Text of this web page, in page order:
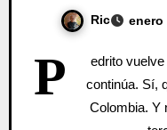
Ric enero
P
edrito
continúa. Sí,
Colombia. Y